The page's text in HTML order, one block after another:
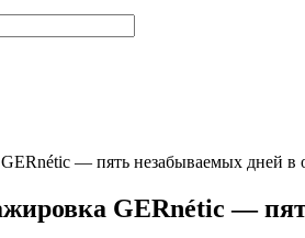
— пять незабываемых дней в
GERnétic —